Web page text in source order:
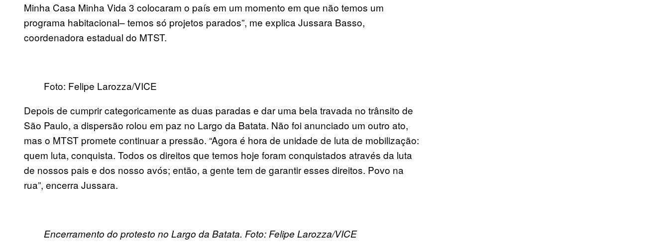
Minha Casa Minha Vida 3 colocaram o país em um momento em que não temos um
programa habitacional–temos só projetos parados”, me explica Jussara Basso,
coordenadora estadual do MTST.
Foto: Felipe Larozza/VICE
Depois de cumprir categoricamente as duas paradas e dar uma bela travada no trânsito de
São Paulo, a dispersão rolou em paz no Largo da Batata. Não foi anunciado um outro ato,
mas o MTST promete continuar a pressão. “Agora é hora de unidade de luta de mobilização:
quem luta, conquista. Todos os direitos que temos hoje foram conquistados através da luta
de nossos pais e dos nosso avós; então, a gente tem de garantir esses direitos. Povo na
rua”, encerra Jussara.
Encerramento do protesto no Largo da Batata. Foto: Felipe Larozza/VICE